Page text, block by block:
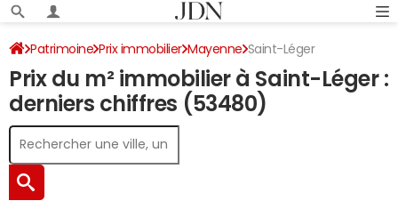
Patrimoine Prix immobilier Mayenne Saint-Léger
Prix du m² immobilier à Saint-Léger :
derniers chiffres (53480)